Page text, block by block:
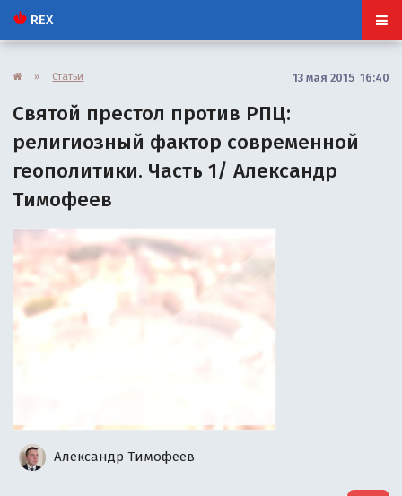
REX
» Статьи 13 мая 2015 16:40
Святой престол против РПЦ:
религиозный фактор современной
геополитики. Часть 1/ Александр
Тимофеев
Александр Тимофеев